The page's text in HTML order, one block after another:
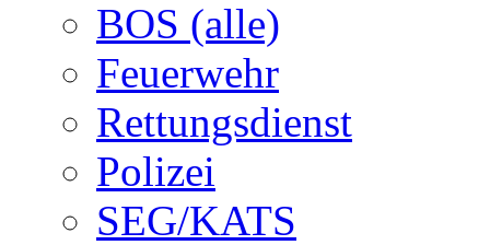
BOS (alle)
Feuerwehr
Rettungsdienst
Polizei
SEG/KATS